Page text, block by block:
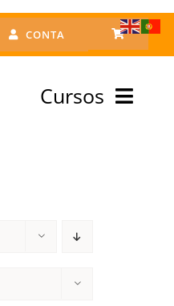
CONTA
Cursos